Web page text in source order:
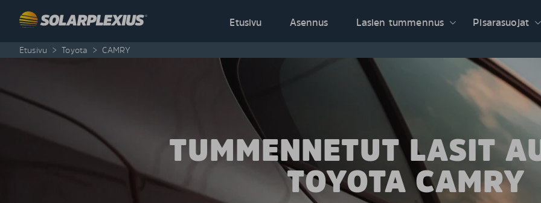
Etusivu
Asennus Lasien tummennus Pisarasuojat
Etusivu > Toyota > CAMRY
TUMMENNETUT LASIT
TOYOTA CAMRY